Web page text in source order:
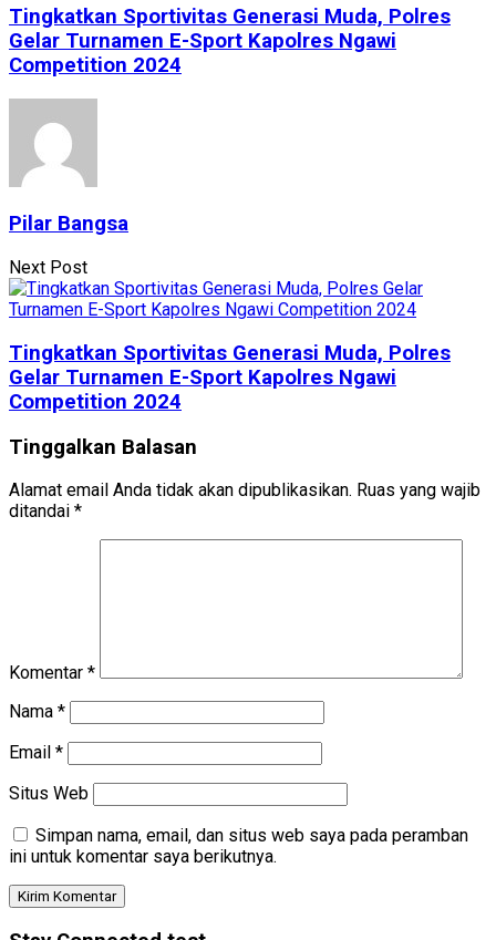
Tingkatkan Sportivitas Generasi Muda, Polres
Gelar Turnamen E-Sport Kapolres Ngawi
Competition 2024
Pilar Bangsa
Next Post
Tingkatkan Sportivitas Generasi Muda, Polres
Gelar Turnamen E-Sport Kapolres Ngawi
Competition 2024
Tinggalkan Balasan
Alamat email Anda tidak akan dipublikasikan. Ruas yang wajib
ditandai *
Komentar *
Nama *
Email *
Situs Web
Simpan nama, email, dan situs web saya pada peramban
ini untuk komentar saya berikutnya.